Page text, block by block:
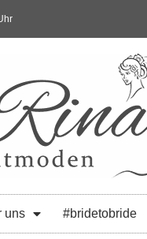
uns #bridetobride